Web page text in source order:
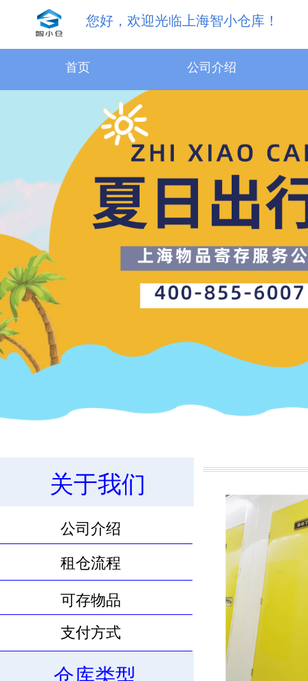
您好，欢迎光临上海智小仓库！
首页 公司介绍
关于我们
公司介绍
租仓流程
可存物品
支付方式
仓库类型
18.1m³物品寄存服务
10.6m³物品寄存服务